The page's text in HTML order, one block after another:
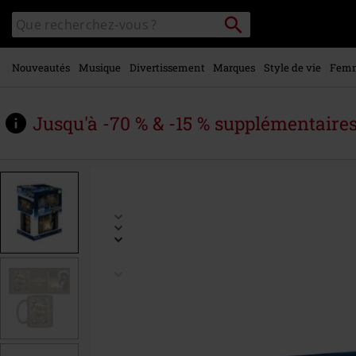
contenu
principal
Rechercher
sur
le
catalogue
Rechercher
Nouveautés Musique Divertissement Marques Style de vie
Jusqu'à -70 % & -15 %
www.large.be/fr/p/the-
596515St.html